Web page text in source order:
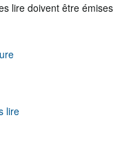
lire doivent être émises
lire